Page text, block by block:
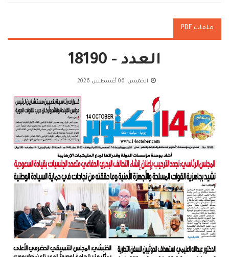
ملفات PDF
العدد - 18190
الخميس, 06 أغسطس 2026